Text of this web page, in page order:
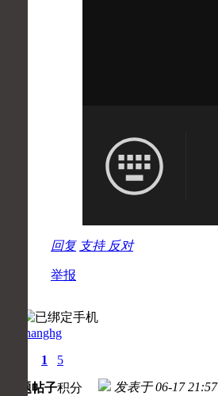
回复 支持 反对
举报
jmzhanghg
主题
1
帖子
5
积分 发表于 06-17 21:57